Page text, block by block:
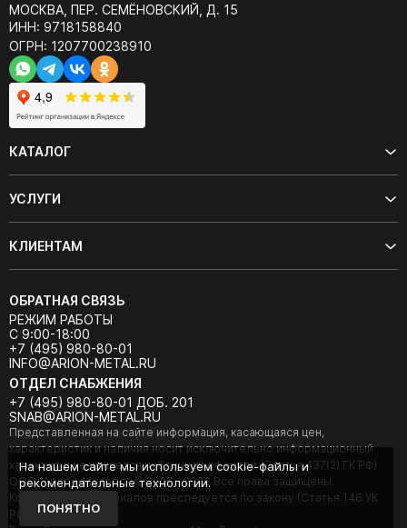
МОСКВА, ПЕР. СЕМЁНОВСКИЙ, Д. 15
ИНН: 9718158840
ОГРН: 1207700238910
КАТАЛОГ
УСЛУГИ
КЛИЕНТАМ
ОБРАТНАЯ СВЯЗЬ
РЕЖИМ РАБОТЫ
С 9:00-18:00
+7 (495) 980-80-01
INFO@ARION-METAL.RU
ОТДЕЛ СНАБЖЕНИЯ
+7 (495) 980-80-01 ДОБ. 201
SNAB@ARION-METAL.RU
Представленная на сайте информация, касающаяся цен,
характеристик и наличия носит исключительно информационный
характер и не является публичной офертой (Статья 437(2) ГК РФ).
ООО "Арион-Металл" © 2020 - 2026 Все права защищены.
Копирование материалов преследуется по закону (Статья 146 УК
РФ).
На нашем сайте мы используем cookie-файлы и
рекомендательные технологии.
ПОНЯТНО